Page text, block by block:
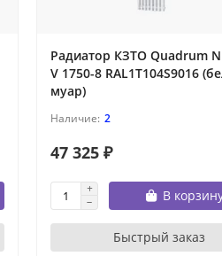
Радиатор КЗТО Quadrum
V 1750-8 RAL1T104S9016
муар)
2
47 325 ₽
В
Быстрый заказ